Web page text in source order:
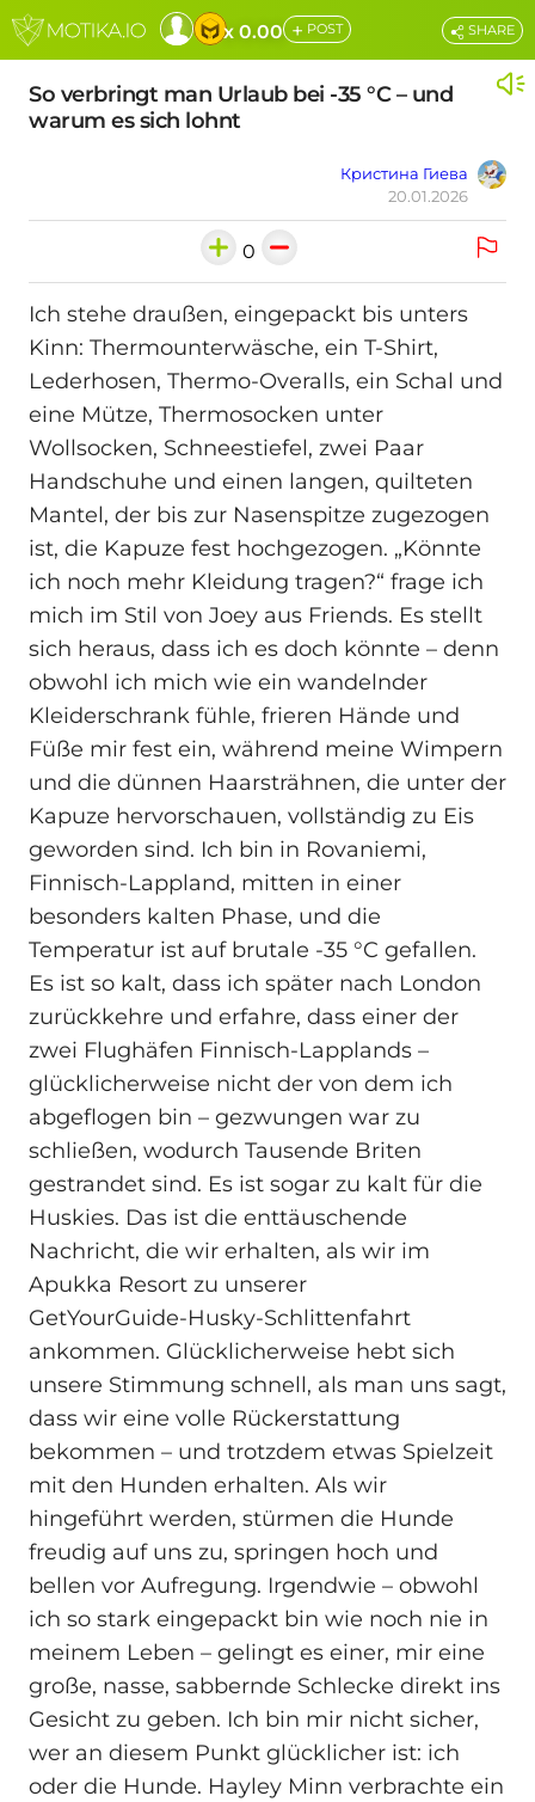
x 0.00 + POST
So verbringt man Urlaub bei -35 °C – und
warum es sich lohnt
Кристина Гиева
20.01.2026
SHARE
0
Ich stehe draußen, eingepackt bis unters
Kinn: Thermounterwäsche, ein T‑Shirt,
Lederhosen, Thermo-Overalls, ein Schal und
eine Mütze, Thermosocken unter
Wollsocken, Schneestiefel, zwei Paar
Handschuhe und einen langen, quilteten
Mantel, der bis zur Nasenspitze zugezogen
ist, die Kapuze fest hochgezogen. „Könnte
ich noch mehr Kleidung tragen?“ frage ich
mich im Stil von Joey aus Friends. Es stellt
sich heraus, dass ich es doch könnte – denn
obwohl ich mich wie ein wandelnder
Kleiderschrank fühle, frieren Hände und
Füße mir fest ein, während meine Wimpern
und die dünnen Haarsträhnen, die unter der
Kapuze hervorschauen, vollständig zu Eis
geworden sind. Ich bin in Rovaniemi,
Finnisch-Lappland, mitten in einer
besonders kalten Phase, und die
Temperatur ist auf brutale -35 °C gefallen.
Es ist so kalt, dass ich später nach London
zurückkehre und erfahre, dass einer der
zwei Flughäfen Finnisch-Lapplands –
glücklicherweise nicht der von dem ich
abgeflogen bin – gezwungen war zu
schließen, wodurch Tausende Briten
gestrandet sind. Es ist sogar zu kalt für die
Huskies. Das ist die enttäuschende
Nachricht, die wir erhalten, als wir im
Apukka Resort zu unserer
GetYourGuide‑Husky‑Schlittenfahrt
ankommen. Glücklicherweise hebt sich
unsere Stimmung schnell, als man uns sagt,
dass wir eine volle Rückerstattung
bekommen – und trotzdem etwas Spielzeit
mit den Hunden erhalten. Als wir
hingeführt werden, stürmen die Hunde
freudig auf uns zu, springen hoch und
bellen vor Aufregung. Irgendwie – obwohl
ich so stark eingepackt bin wie noch nie in
meinem Leben – gelingt es einer, mir eine
große, nasse, sabbernde Schlecke direkt ins
Gesicht zu geben. Ich bin mir nicht sicher,
wer an diesem Punkt glücklicher ist: ich
oder die Hunde. Hayley Minn verbrachte ein